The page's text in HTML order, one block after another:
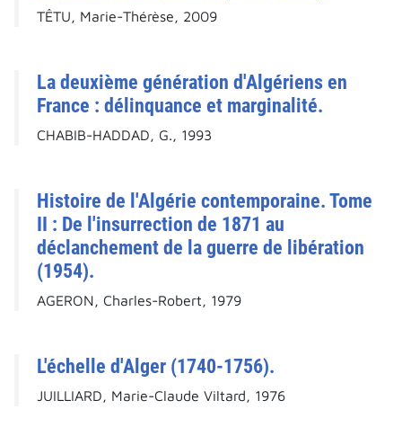
TÊTU, Marie-Thérèse, 2009
La deuxième génération d'Algériens en
France : délinquance et marginalité.
CHABIB-HADDAD, G., 1993
Histoire de l'Algérie contemporaine. Tome
II : De l'insurrection de 1871 au
déclanchement de la guerre de libération
(1954).
AGERON, Charles-Robert, 1979
L'échelle d'Alger (1740-1756).
JUILLIARD, Marie-Claude Viltard, 1976